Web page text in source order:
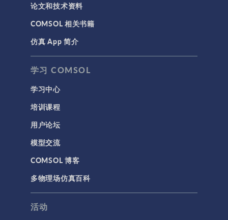
结构 & 声学
MEMS & 压电器件
声学与振动
岩土力学
材料模型
结构力学
结构动力学
API
代理模型
仿真 App
论文和技术资料
COMSOL 相关书籍
仿真 App 简介
学习 COMSOL
学习中心
培训课程
用户论坛
模型交流
COMSOL 博客
多物理场仿真百科
活动